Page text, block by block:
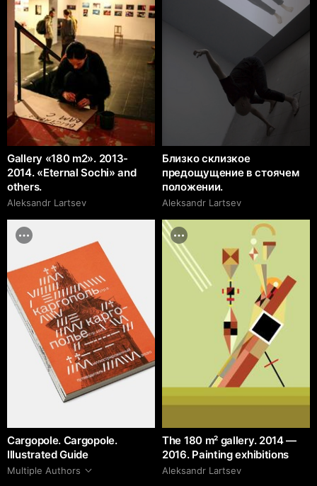
Gallery «180 m2». 2013-
2014. «Eternal Sochi» and
others.
Аleksandr Lartsev
Близко склизкое
предощущение в стоячем
положении.
Аleksandr Lartsev
Cargopole. Cargopole.
Illustrated Guide
Multiple Authors
The 180 m² gallery. 2014 —
2016. Painting exhibitions
Аleksandr Lartsev